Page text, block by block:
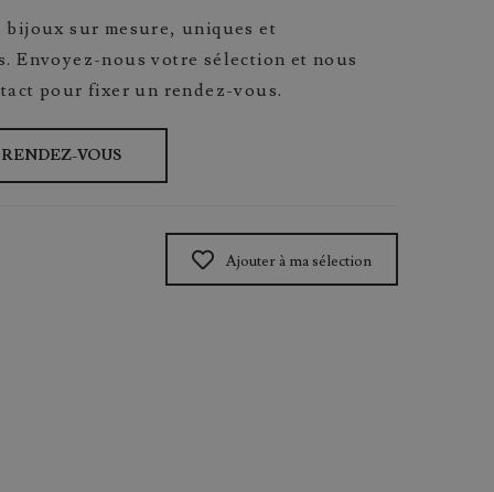
bijoux sur mesure, uniques et
Envoyez-nous votre sélection et nous
pour fixer un rendez-vous.
VOUS
Ajouter à ma sélection